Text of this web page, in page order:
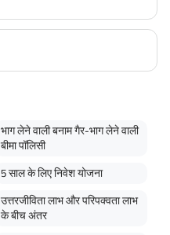
भाग लेने वाली बनाम गैर-भाग लेने वाली
बीमा पॉलिसी
5 साल के लिए निवेश योजना
उत्तरजीविता लाभ और परिपक्वता लाभ
के बीच अंतर